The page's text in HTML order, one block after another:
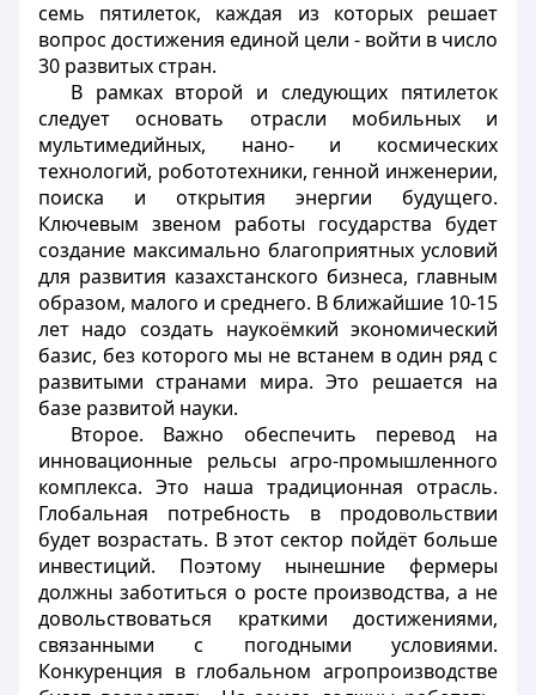
семь пятилеток, каждая из которых решает
вопрос достижения единой цели - войти в число
30 развитых стран.
В рамках второй и следующих пятилеток
следует основать отрасли мобильных и
мультимедийных, нано- и космических
технологий, робототехники, генной инженерии,
поиска и открытия энергии будущего.
Ключевым звеном работы государства будет
создание максимально благоприятных условий
для развития казахстанского бизнеса, главным
образом, малого и среднего. В ближайшие 10-15
лет надо создать наукоёмкий экономический
базис, без которого мы не встанем в один ряд с
развитыми странами мира. Это решается на
базе развитой науки.
Второе. Важно обеспечить перевод на
инновационные рельсы агро-промышленного
комплекса. Это наша традиционная отрасль.
Глобальная потребность в продовольствии
будет возрастать. В этот сектор пойдёт больше
инвестиций. Поэтому нынешние фермеры
должны заботиться о росте производства, а не
довольствоваться краткими достижениями,
связанными с погодными условиями.
Конкуренция в глобальном агропроизводстве